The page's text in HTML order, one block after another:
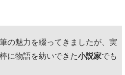
の魅力を綴ってきましたが、実
に物語を紡いできた小説家でも